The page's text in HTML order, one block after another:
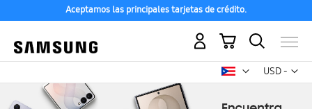
Aceptamos las principales tarjetas de crédito.
USD -
dólar
Mi carrito